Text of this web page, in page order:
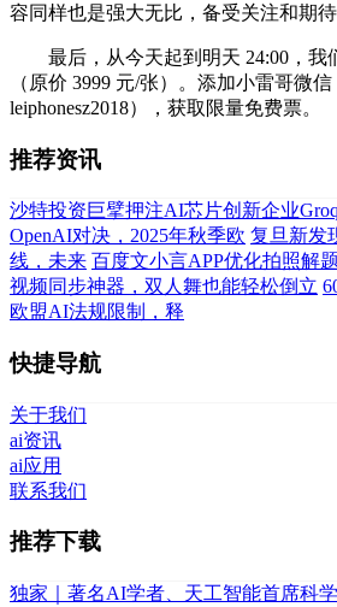
容同样也是强大无比，备受关注和期待
最后，从今天起到明天 24:00，我
（原价 3999 元/张）。添加小雷哥微信
leiphonesz2018），获取限量免费票。
推荐资讯
沙特投资巨擘押注AI芯片创新企业Groq
OpenAI对决，2025年秋季欧 复旦新发
线，未来 百度文小言APP优化拍照解
视频同步神器，双人舞也能轻松倒立
欧盟AI法规限制，释
快捷导航
关于我们
ai资讯
ai应用
联系我们
推荐下载
独家｜著名AI学者、天工智能首席科